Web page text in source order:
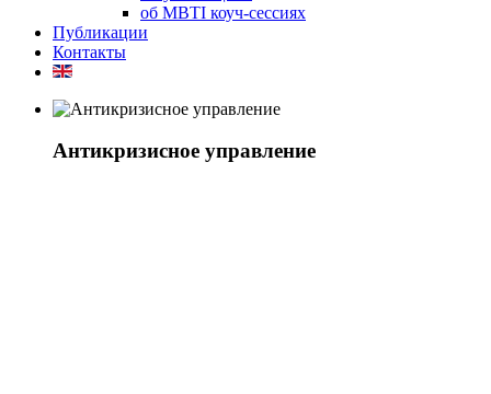
об MBTI коуч-сессиях
Публикации
Контакты
Антикризисное управление